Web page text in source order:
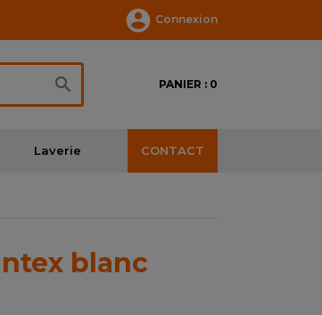
 Connexion
 PANIER : 0
Laverie CONTACT
blanc